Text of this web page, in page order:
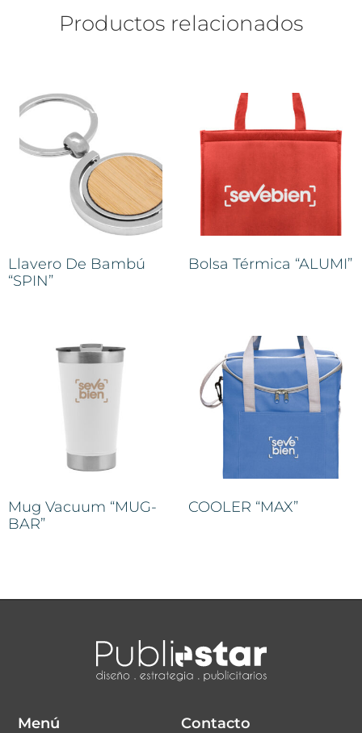
Productos relacionados
Llavero De Bambú
“SPIN”
Bolsa Térmica “ALUMI”
Mug Vacuum “MUG-
BAR”
COOLER “MAX”
Menú Contacto